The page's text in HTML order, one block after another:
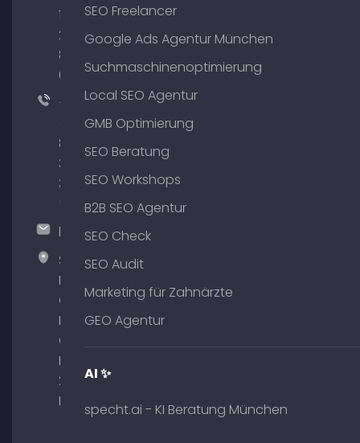
176
204
801
64
+49
89
380
375
hallo@timospecht.de
Specht
Marketing
GmbH –
Palais am
Obelisk
Briennerstr.
29 80333
München
SEO Freelancer
Google Ads Agentur München
Suchmaschinenoptimierung
Local SEO Agentur
GMB Optimierung
SEO Beratung
SEO Workshops
B2B SEO Agentur
SEO Check
SEO Audit
Marketing für Zahnärzte
GEO Agentur
AI ✨
specht.ai - KI Beratung München